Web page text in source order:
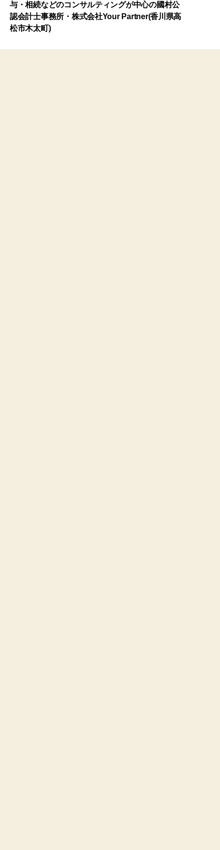
与・相続などのコンサルティングが中心の國村公
認会計士事務所・株式会社Your Partner(香川県高
松市木太町)